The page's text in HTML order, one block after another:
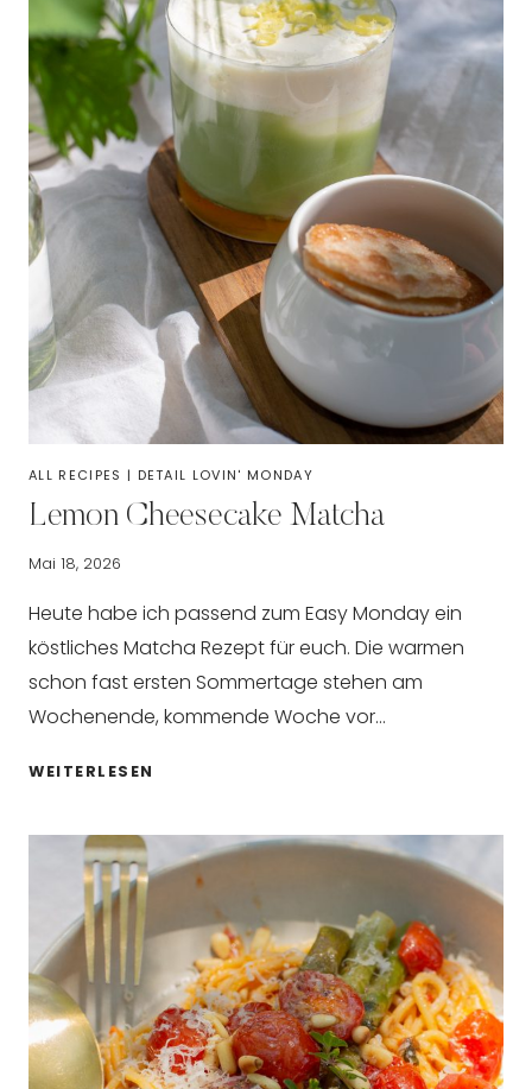
ALL RECIPES | DETAIL LOVIN' MONDAY
Lemon Cheesecake Matcha
Mai 18, 2026
Heute habe ich passend zum Easy Monday ein
köstliches Matcha Rezept für euch. Die warmen
schon fast ersten Sommertage stehen am
Wochenende, kommende Woche vor…
WEITERLESEN